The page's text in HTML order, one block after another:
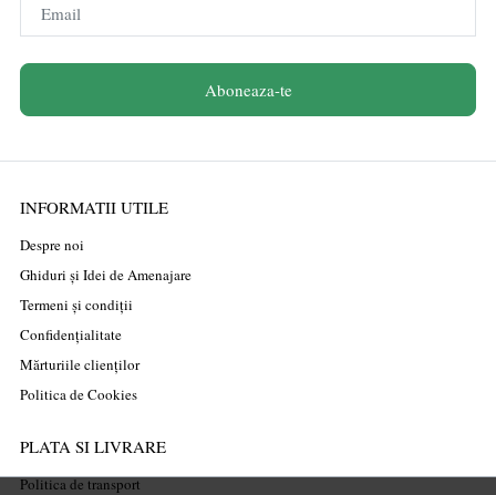
Email
Aboneaza-te
INFORMATII UTILE
Despre noi
Ghiduri și Idei de Amenajare
Termeni și condiții
Confidențialitate
Mărturiile clienților
Politica de Cookies
PLATA SI LIVRARE
Politica de transport